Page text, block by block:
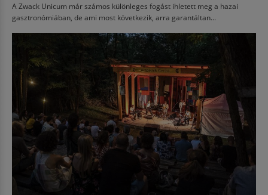
A Zwack Unicum már számos különleges fogást ihletett meg a hazai
gasztronómiában, de ami most következik, arra garantáltan...